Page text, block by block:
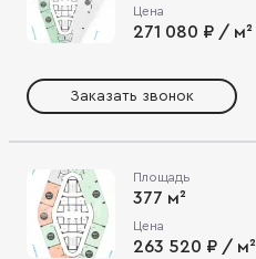
Цена
271 080 ₽ / м²
Заказать звонок
Площадь
377 м²
Цена
263 520 ₽ / м²